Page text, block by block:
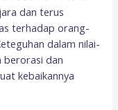
dan terus
terhadap orang-
dalam nilai-
berorasi dan
kebaikannya